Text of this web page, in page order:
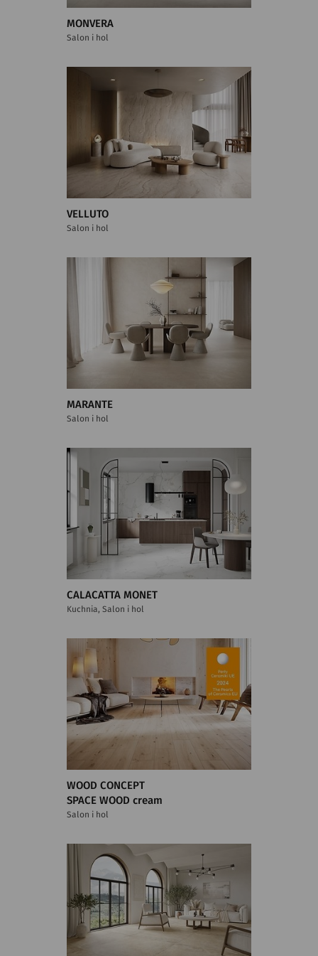
MONVERA
Salon i hol
VELLUTO
Salon i hol
MARANTE
Salon i hol
CALACATTA MONET
Kuchnia, Salon i hol
WOOD CONCEPT
SPACE WOOD cream
Salon i hol